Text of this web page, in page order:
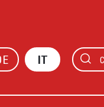
IT